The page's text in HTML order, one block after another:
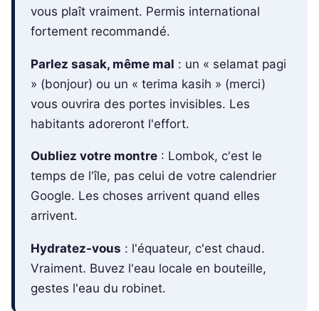
vous plaît vraiment. Permis international
fortement recommandé.
Parlez sasak, même mal : un « selamat pagi
» (bonjour) ou un « terima kasih » (merci)
vous ouvrira des portes invisibles. Les
habitants adoreront l'effort.
Oubliez votre montre : Lombok, c'est le
temps de l'île, pas celui de votre calendrier
Google. Les choses arrivent quand elles
arrivent.
Hydratez-vous : l'équateur, c'est chaud.
Vraiment. Buvez l'eau locale en bouteille,
gestes l'eau du robinet.